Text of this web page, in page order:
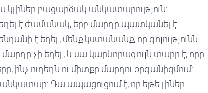
կլիներ բացարձակ անկատարություն:
է ժամանակ, երբ մարդը պատկանել է
է եղել, մենք կստանանք, որ գոյությունն
չի եղել, և սա կարևորագույն տարր է, որը
ինչ ուղեղն ու միտքը մարդու օրգանիզմում:
Դա ապացուցում է, որ եթե լիներ